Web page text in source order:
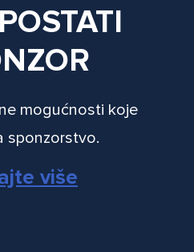
mogućnosti koje
sponzorstvo.
više